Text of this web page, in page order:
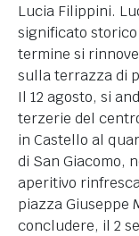
Lucia Filippini.
significato
termine si
sulla terrazza di
Il 12 agosto, si
terzerie del
in Castello al
di San Giacomo,
aperitivo
piazza Giuseppe
concludere, il 2